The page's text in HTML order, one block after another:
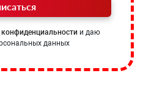
и даю
данных